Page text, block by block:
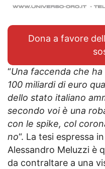
Dona a favore
“Una faccenda che
100 miliardi di euro
dello stato italiano
secondo voi è una
con le spike, col
no“. La tesi espressa
Alessandro Meluzzi è
da contraltare a una